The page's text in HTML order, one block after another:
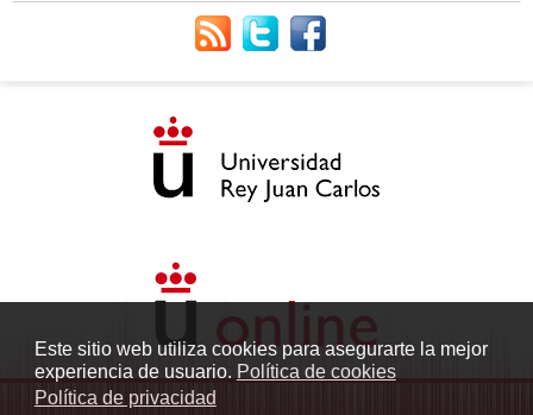
Este sitio web utiliza cookies para asegurarte la mejor
experiencia de usuario. Política de cookies
Política de privacidad